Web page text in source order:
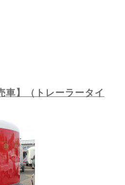
車】（トレーラータイ